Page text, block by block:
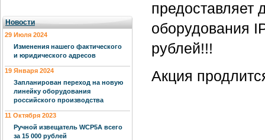
Новости
29 Июля 2024
Изменения нашего фактического
и юридического адресов
19 Января 2024
Запланирован переход на новую
линейку оборудования
российского производства
11 Октября 2023
Ручной извещатель WCP5A всего
за 15 000 рублей
предоставляет
оборудования
рублей!!!
Акция